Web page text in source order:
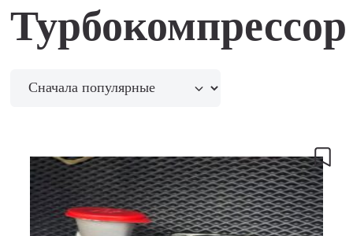
Турбокомпрессор